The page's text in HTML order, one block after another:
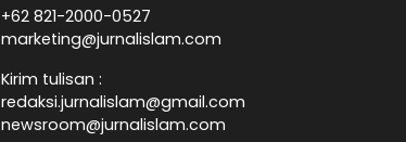
+62 821-2000-0527
marketing@jurnalislam.com
Kirim tulisan :
redaksi.jurnalislam@gmail.com
newsroom@jurnalislam.com